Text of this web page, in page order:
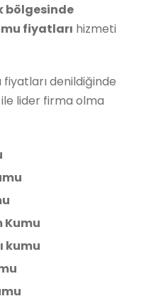
bölgesinde
fiyatları hizmeti
denildiğinde
ile lider firma olma
Kumu
kumu